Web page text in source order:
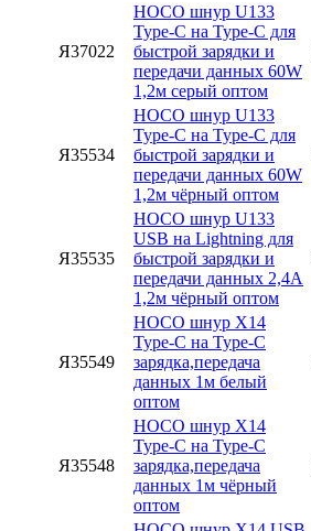
Я37022
HOCO шнур U133
Type-C на Type-C для
быстрой зарядки и
передачи данных 60W
1,2м серый оптом
Я35534
HOCO шнур U133
Type-C на Type-C для
быстрой зарядки и
передачи данных 60W
1,2м чёрный оптом
Я35535
HOCO шнур U133
USB на Lightning для
быстрой зарядки и
передачи данных 2,4А
1,2м чёрный оптом
Я35549
HOCO шнур X14
Type-C на Type-C
зарядка,передача
данных 1м белый
оптом
Я35548
HOCO шнур X14
Type-C на Type-C
зарядка,передача
данных 1м чёрный
оптом